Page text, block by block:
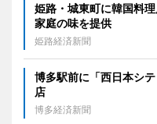
姫路・城東町に韓国料
家庭の味を提供
姫路経済新聞
博多駅前に「西日本シ
店
博多経済新聞